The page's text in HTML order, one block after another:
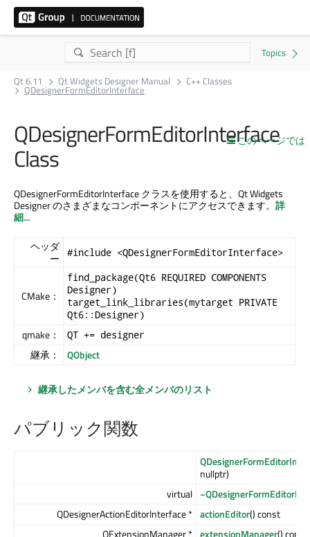
Qt 6.11 Qt Widgets Designer Manual C++ Classes
QDesignerFormEditorInterface
このページでは
QDesignerFormEditorInterface
Class
QDesignerFormEditorInterface クラスを使用すると、 Qt Widgets
Designerのさまざまなコンポーネントにアクセスできます。 詳
細...
ヘッダ
ー
#include <QDesignerFormEditorInterface>
CMake：
find_package(Qt6 REQUIRED COMPONENTS
Designer)
target_link_libraries(mytarget PRIVATE
Qt6::Designer)
qmake： QT += designer
継承： QObject
継承したメンバを含む全メンバのリスト
パブリック関数
nullptr)
virtual
QDesignerActionEditorInterface * actionEditor() const